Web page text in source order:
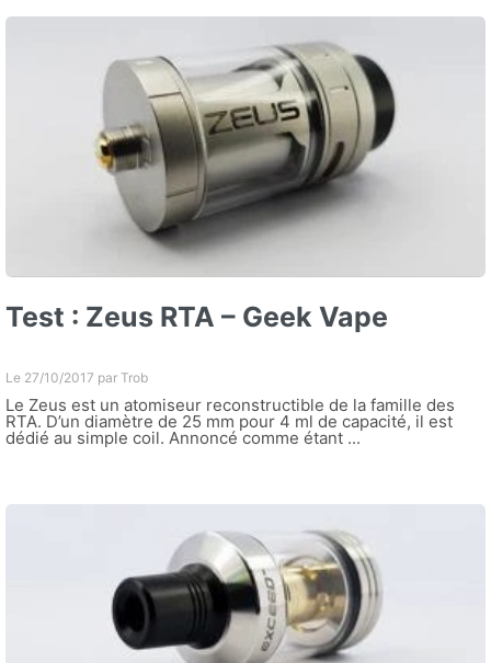
Test : Zeus RTA – Geek Vape
Le 27/10/2017 par Trob
Le Zeus est un atomiseur reconstructible de la famille des
RTA. D’un diamètre de 25 mm pour 4 ml de capacité, il est
dédié au simple coil. Annoncé comme étant ...